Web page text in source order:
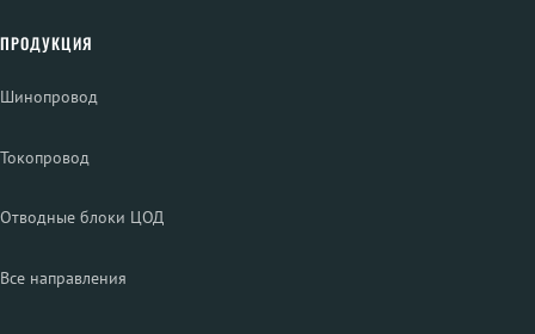
ПРОДУКЦИЯ
Шинопровод
Токопровод
Отводные блоки ЦОД
Все направления